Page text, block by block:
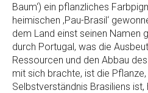
Baum‘) ein pflanzliches
heimischen ‚Pau-Brasil‘
dem Land einst seinen Namen
durch Portugal, was die
Ressourcen und den Abbau
mit sich brachte, ist die
Selbstverständnis Brasiliens